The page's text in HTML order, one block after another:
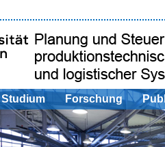
Studium Forschung